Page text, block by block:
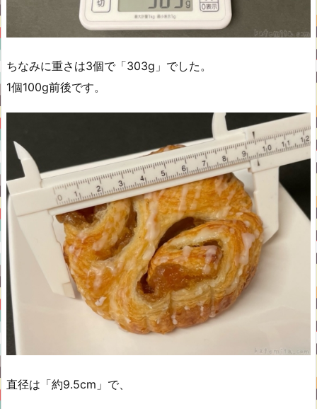
ちなみに重さは3個で「303g」でした。
1個100g前後です。
直径は「約9.5cm」で、